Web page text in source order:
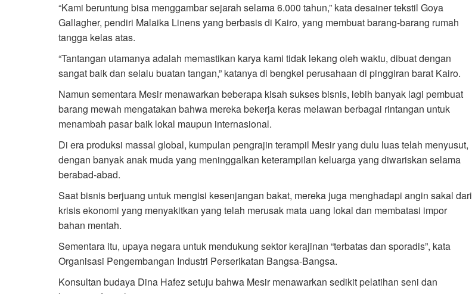
“Kami beruntung bisa menggambar sejarah selama 6.000 tahun,” kata desainer tekstil Goya
Gallagher, pendiri Malaika Linens yang berbasis di Kairo, yang membuat barang-barang rumah
tangga kelas atas.
“Tantangan utamanya adalah memastikan karya kami tidak lekang oleh waktu, dibuat dengan
sangat baik dan selalu buatan tangan,” katanya di bengkel perusahaan di pinggiran barat Kairo.
Namun sementara Mesir menawarkan beberapa kisah sukses bisnis, lebih banyak lagi pembuat
barang mewah mengatakan bahwa mereka bekerja keras melawan berbagai rintangan untuk
menambah pasar baik lokal maupun internasional.
Di era produksi massal global, kumpulan pengrajin terampil Mesir yang dulu luas telah menyusut,
dengan banyak anak muda yang meninggalkan keterampilan keluarga yang diwariskan selama
berabad-abad.
Saat bisnis berjuang untuk mengisi kesenjangan bakat, mereka juga menghadapi angin sakal dari
krisis ekonomi yang menyakitkan yang telah merusak mata uang lokal dan membatasi impor
bahan mentah.
Sementara itu, upaya negara untuk mendukung sektor kerajinan “terbatas dan sporadis”, kata
Organisasi Pengembangan Industri Perserikatan Bangsa-Bangsa.
Konsultan budaya Dina Hafez setuju bahwa Mesir menawarkan sedikit pelatihan seni dan